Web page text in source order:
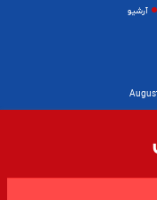
آرشیو